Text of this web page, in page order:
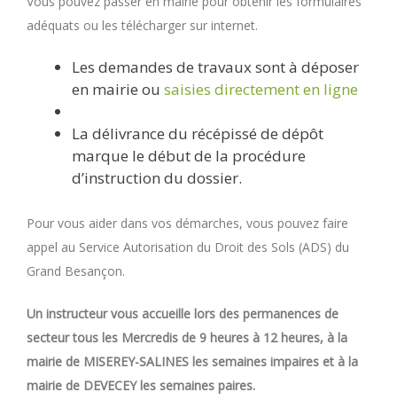
adéquats ou les télécharger sur internet.
Les demandes de travaux sont à déposer
en mairie ou saisies directement en ligne
La délivrance du récépissé de dépôt
marque le début de la procédure
d’instruction du dossier.
Pour vous aider dans vos démarches, vous pouvez faire
appel au Service Autorisation du Droit des Sols (ADS) du
Grand Besançon.
Un instructeur vous accueille lors des permanences de
secteur tous les Mercredis de 9 heures à 12 heures, à la
mairie de MISEREY-SALINES les semaines impaires et à la
mairie de DEVECEY les semaines paires.